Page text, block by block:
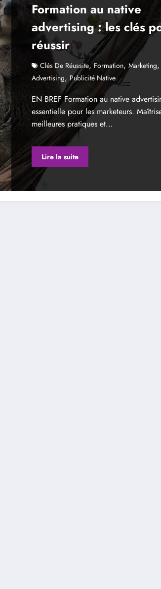
Formation au native
advertising : les clés
réussir
Clés De Réussite, Formation, Marketing,
Advertising, Publicité Native
EN BREF Formation au native
essentielle pour les marketeurs.
meilleures pratiques et…
Lire la suite